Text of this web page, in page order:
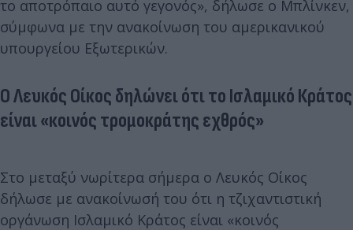
το αποτρόπαιο αυτό γεγονός», δήλωσε ο Μπλίνκεν,
σύμφωνα με την ανακοίνωση του αμερικανικού
υπουργείου Εξωτερικών.
Ο Λευκός Οίκος δηλώνει ότι το Ισλαμικό Κράτος
είναι «κοινός τρομοκράτης εχθρός»
Στο μεταξύ νωρίτερα σήμερα ο Λευκός Οίκος
δήλωσε με ανακοίνωσή του ότι η τζιχαντιστική
οργάνωση Ισλαμικό Κράτος είναι «κοινός